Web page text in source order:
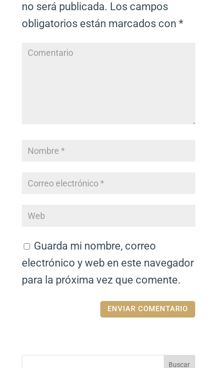
no será publicada. Los campos
obligatorios están marcados con *
Guarda mi nombre, correo
electrónico y web en este navegador
para la próxima vez que comente.